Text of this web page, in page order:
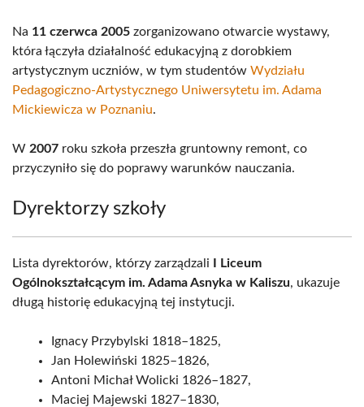
Na 11 czerwca 2005 zorganizowano otwarcie wystawy,
która łączyła działalność edukacyjną z dorobkiem
artystycznym uczniów, w tym studentów Wydziału
Pedagogiczno-Artystycznego Uniwersytetu im. Adama
Mickiewicza w Poznaniu.
W 2007 roku szkoła przeszła gruntowny remont, co
przyczyniło się do poprawy warunków nauczania.
Dyrektorzy szkoły
Lista dyrektorów, którzy zarządzali
I Liceum
Ogólnokształcącym im. Adama Asnyka w Kaliszu, ukazuje
długą historię edukacyjną tej instytucji.
Ignacy Przybylski 1818–1825,
Jan Holewiński 1825–1826,
Antoni Michał Wolicki 1826–1827,
Maciej Majewski 1827–1830,